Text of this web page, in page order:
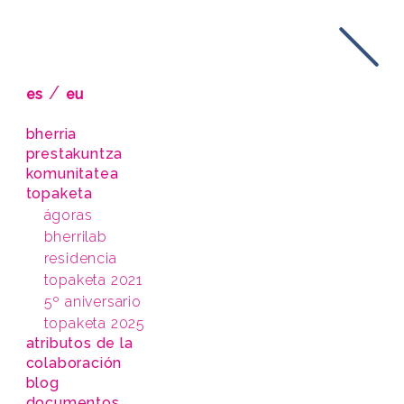
es / eu
bherria
prestakuntza
komunitatea
topaketa
ágoras
bherrilab
residencia
topaketa 2021
5º aniversario
topaketa 2025
atributos de la
colaboración
blog